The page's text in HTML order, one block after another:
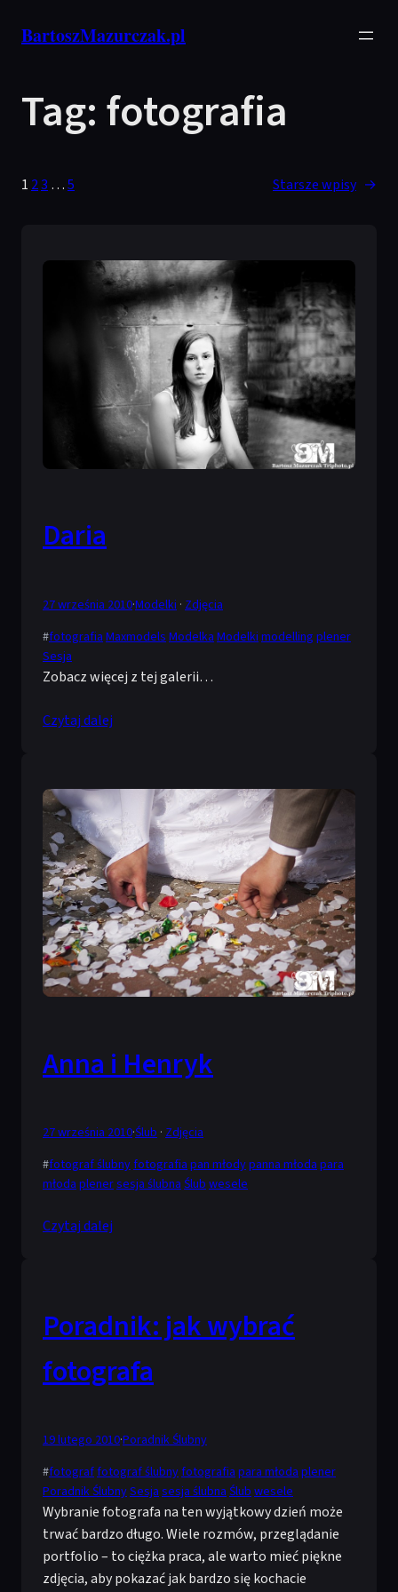
BartoszMazurczak.pl
Tag:fotografia
1 23 …5 Starsze wpisy →
Daria
27 września 2010·Modelki · Zdjęcia
#fotografia Maxmodels Modelka Modelki modelling plener
Sesja
Zobacz więcej z tej galerii…
Czytaj dalej
Anna i Henryk
27 września 2010·Ślub · Zdjęcia
#fotograf ślubnyfotografiapan młodypanna młodapara
młodaplenersesja ślubnaŚlubwesele
Czytaj dalej
Poradnik: jak wybrać
fotografa
19 lutego 2010·Poradnik Ślubny
#fotograffotograf ślubnyfotografiapara młodaplener
Poradnik ŚlubnySesjasesja ślubnaŚlubwesele
Wybranie fotografa na ten wyjątkowy dzień może
trwać bardzo długo. Wiele rozmów, przeglądanie
portfolio – to ciężka praca, ale warto mieć piękne
zdjęcia, aby pokazać jak bardzo się kochacie